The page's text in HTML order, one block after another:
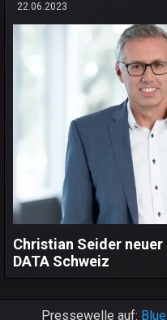
22.06.2023
Christian Seider
DATA Schweiz
Pressewelle auf: